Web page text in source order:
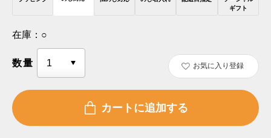
ギフト
在庫： ○
数量 お気に入り登録